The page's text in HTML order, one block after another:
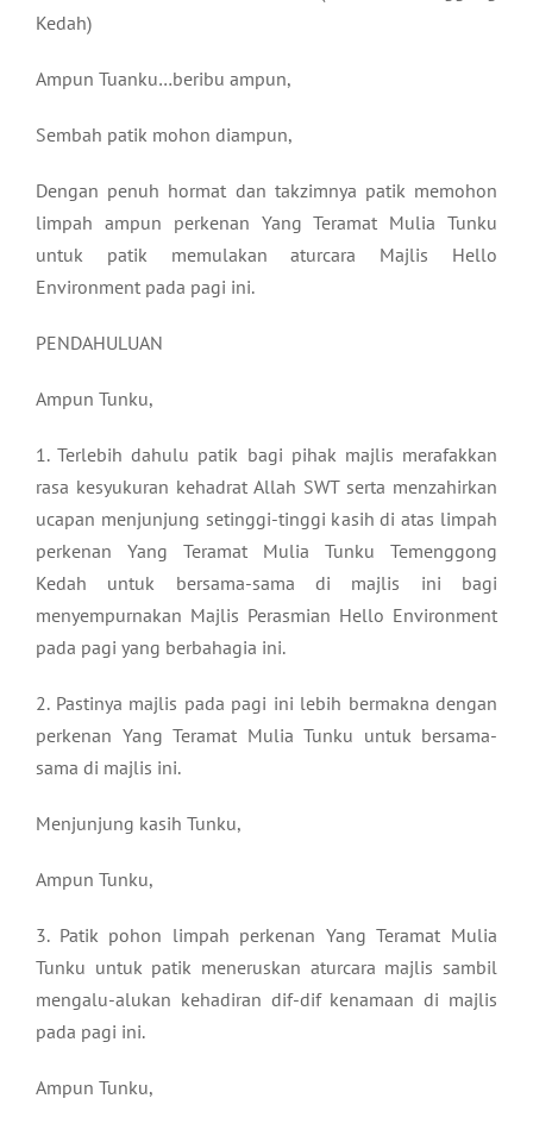
Kedah)
Ampun Tuanku…beribu ampun,
Sembah patik mohon diampun,
Dengan penuh hormat dan takzimnya patik memohon
limpah ampun perkenan Yang Teramat Mulia Tunku
untuk patik memulakan aturcara Majlis Hello
Environment pada pagi ini.
PENDAHULUAN
Ampun Tunku,
1. Terlebih dahulu patik bagi pihak majlis merafakkan
rasa kesyukuran kehadrat Allah SWT serta menzahirkan
ucapan menjunjung setinggi-tinggi kasih di atas limpah
perkenan Yang Teramat Mulia Tunku Temenggong
Kedah untuk bersama-sama di majlis ini bagi
menyempurnakan Majlis Perasmian Hello Environment
pada pagi yang berbahagia ini.
2. Pastinya majlis pada pagi ini lebih bermakna dengan
perkenan Yang Teramat Mulia Tunku untuk bersama-
sama di majlis ini.
Menjunjung kasih Tunku,
Ampun Tunku,
3. Patik pohon limpah perkenan Yang Teramat Mulia
Tunku untuk patik meneruskan aturcara majlis sambil
mengalu-alukan kehadiran dif-dif kenamaan di majlis
pada pagi ini.
Ampun Tunku,